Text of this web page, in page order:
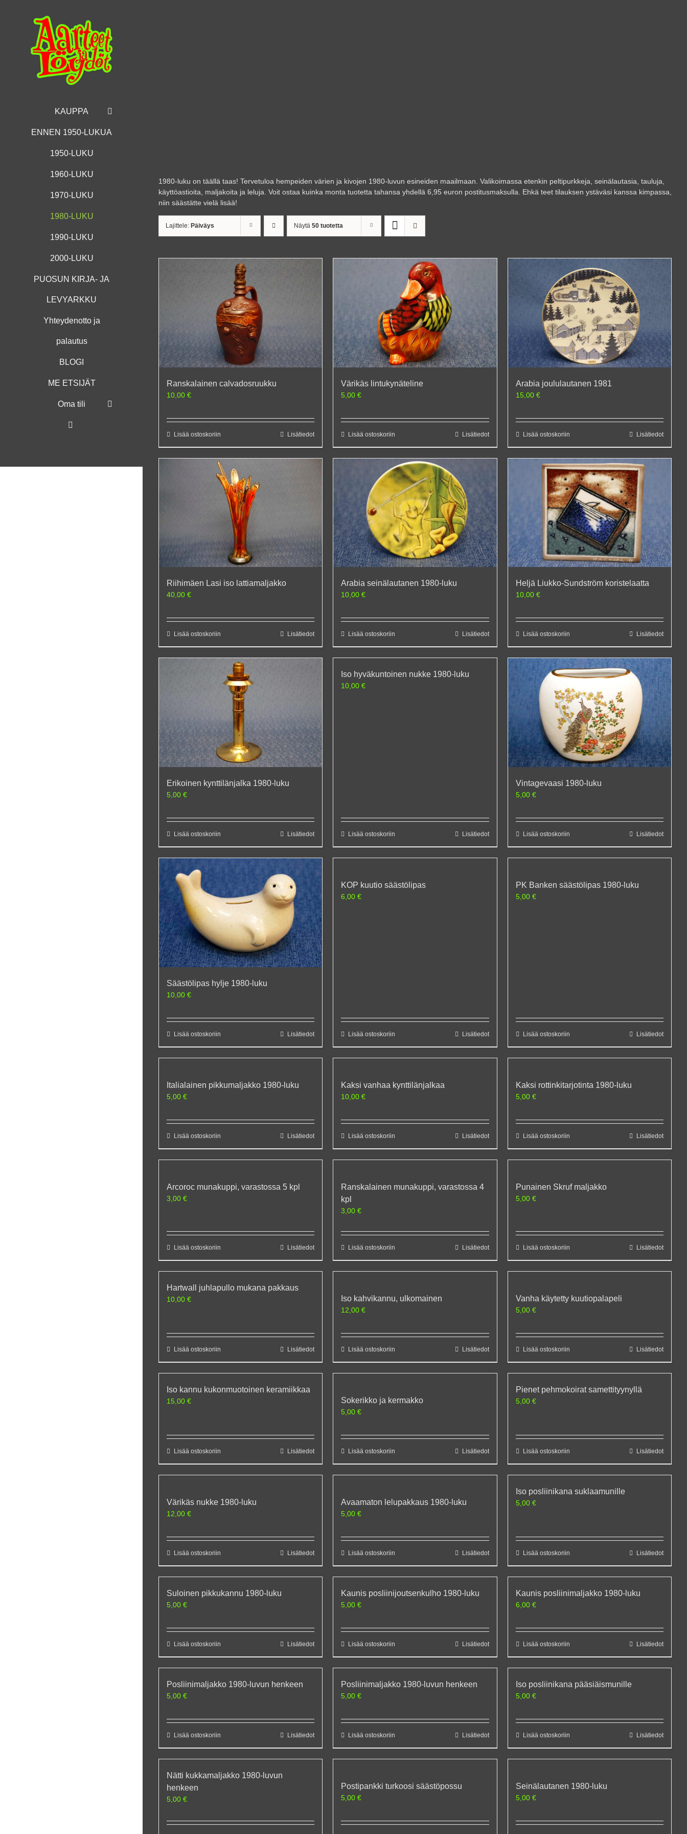
KAUPPA
ENNEN 1950-LUKUA
1950-LUKU
1960-LUKU
1970-LUKU
1980-LUKU
1990-LUKU
2000-LUKU
PUOSUN KIRJA- JA
LEVYARKKU
Yhteydenotto ja
palautus
BLOGI
ME ETSIJÄT
Oma tili
1980-luku on täällä taas! Tervetuloa hempeiden värien ja kivojen 1980-luvun esineiden maailmaan. Valikoimassa etenkin peltipurkkeja, seinälautasia, tauluja,
käyttöastioita, maljakoita ja leluja. Voit ostaa kuinka monta tuotetta tahansa yhdellä 6,95 euron postitusmaksulla. Ehkä teet tilauksen ystäväsi kanssa kimpassa,
niin säästätte vielä lisää!
Lajittele: Päiväys Näytä 50 tuotetta
Ranskalainen calvadosruukku
10,00 €
Lisää ostoskoriin Lisätiedot
Värikäs lintukynäteline
5,00€
Lisää ostoskoriin Lisätiedot
Arabia joululautanen 1981
15,00 €
Lisää ostoskoriin Lisätiedot
Riihimäen Lasi iso lattiamaljakko
40,00 €
Lisää ostoskoriin Lisätiedot
Arabia seinälautanen 1980-luku
10,00€
Lisää ostoskoriin Lisätiedot
Heljä Liukko-Sundström koristelaatta
10,00 €
Lisää ostoskoriin Lisätiedot
Erikoinen kynttilänjalka 1980-luku
5,00 €
Lisää ostoskoriin Lisätiedot
Iso hyväkuntoinen nukke 1980-luku
10,00€
Lisää ostoskoriin Lisätiedot
Vintagevaasi 1980-luku
5,00 €
Lisää ostoskoriin Lisätiedot
Säästölipas hylje 1980-luku
10,00 €
Lisää ostoskoriin Lisätiedot
KOP kuutio säästölipas
6,00€
Lisää ostoskoriin Lisätiedot
PK Banken säästölipas 1980-luku
5,00 €
Lisää ostoskoriin Lisätiedot
Italialainen pikkumaljakko 1980-luku
5,00 €
Lisää ostoskoriin Lisätiedot
Kaksi vanhaa kynttilänjalkaa
10,00€
Lisää ostoskoriin Lisätiedot
Kaksi rottinkitarjotinta 1980-luku
5,00 €
Lisää ostoskoriin Lisätiedot
Arcoroc munakuppi, varastossa 5 kpl
3,00 €
Lisää ostoskoriin Lisätiedot
Ranskalainen munakuppi, varastossa 4
kpl
3,00€
Lisää ostoskoriin Lisätiedot
Punainen Skruf maljakko
5,00 €
Lisää ostoskoriin Lisätiedot
Hartwall juhlapullo mukana pakkaus
10,00 €
Lisää ostoskoriin Lisätiedot
Iso kahvikannu, ulkomainen
12,00€
Lisää ostoskoriin Lisätiedot
Vanha käytetty kuutiopalapeli
5,00 €
Lisää ostoskoriin Lisätiedot
Iso kannu kukonmuotoinen keramiikkaa
15,00 €
Lisää ostoskoriin Lisätiedot
Sokerikko ja kermakko
5,00€
Lisää ostoskoriin Lisätiedot
Pienet pehmokoirat samettityynyllä
5,00 €
Lisää ostoskoriin Lisätiedot
Värikäs nukke 1980-luku
12,00 €
Lisää ostoskoriin Lisätiedot
Avaamaton lelupakkaus 1980-luku
5,00€
Lisää ostoskoriin Lisätiedot
Iso posliinikana suklaamunille
5,00 €
Lisää ostoskoriin Lisätiedot
Suloinen pikkukannu 1980-luku
5,00 €
Lisää ostoskoriin Lisätiedot
Kaunis posliinijoutsenkulho 1980-luku
5,00€
Lisää ostoskoriin Lisätiedot
Kaunis posliinimaljakko 1980-luku
6,00 €
Lisää ostoskoriin Lisätiedot
Posliinimaljakko 1980-luvun henkeen
5,00 €
Lisää ostoskoriin Lisätiedot
Posliinimaljakko 1980-luvun henkeen
5,00€
Lisää ostoskoriin Lisätiedot
Iso posliinikana pääsiäismunille
5,00 €
Lisää ostoskoriin Lisätiedot
Nätti kukkamaljakko 1980-luvun
henkeen
5,00 €
Postipankki turkoosi säästöpossu
5,00€
Seinälautanen 1980-luku
5,00 €